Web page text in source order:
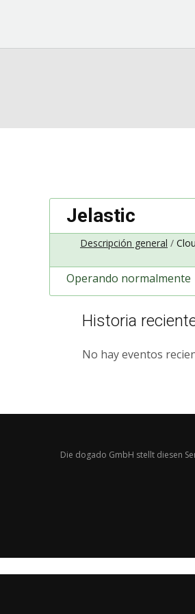
Jelastic
Descripción general
Operando normalmente
Historia
No hay eventos
Die dogado GmbH stellt diesen